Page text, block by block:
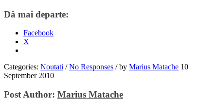
Dă mai departe:
Facebook
X
Categories: Noutati / No Responses /by Marius Matache 10
September 2010
Post Author: Marius Matache